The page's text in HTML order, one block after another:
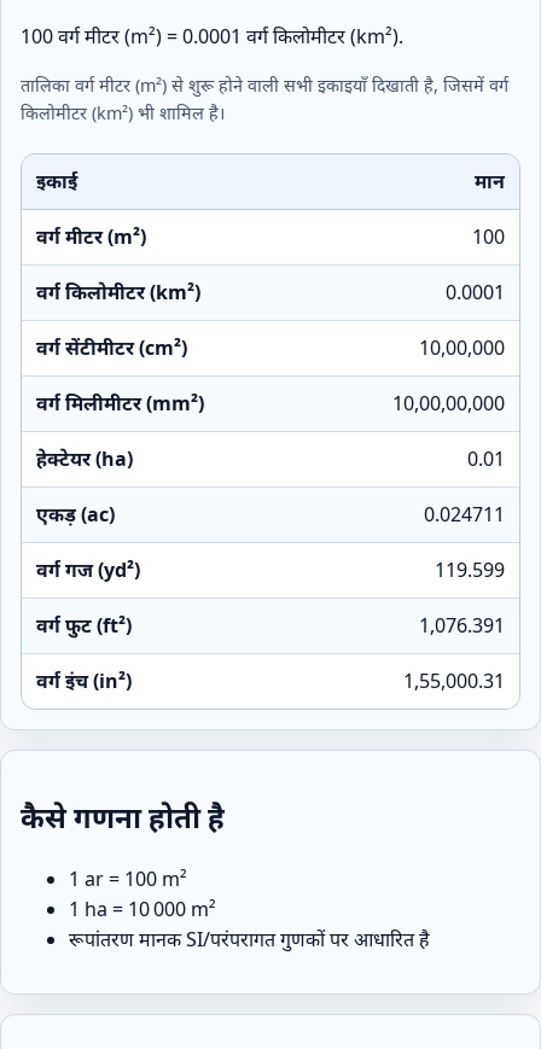
100 वर्ग मीटर (m²) = 0.0001 वर्ग किलोमीटर (km²).
तालिका वर्ग मीटर (m²) से शुरू होने वाली सभी इकाइयाँ दिखाती है, जिसमें वर्ग
किलोमीटर (km²) भी शामिल है।
इकाई मान
वर्ग मीटर (m²) 100
वर्ग किलोमीटर (km²) 0.0001
वर्ग सेंटीमीटर (cm²) 10,00,000
वर्ग मिलीमीटर (mm²) 10,00,00,000
हेक्टेयर (ha) 0.01
एकड़ (ac) 0.024711
वर्ग गज (yd²) 119.599
वर्ग फुट (ft²) 1,076.391
वर्ग इंच (in²) 1,55,000.31
कैसे गणना होती है
1 ar = 100 m²
1 ha = 10 000 m²
रूपांतरण मानक SI/परंपरागत गुणकों पर आधारित है